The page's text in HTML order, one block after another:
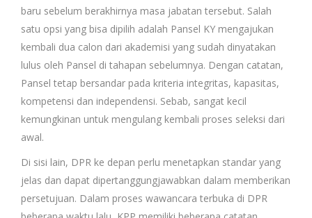
baru sebelum berakhirnya masa jabatan tersebut. Salah
satu opsi yang bisa dipilih adalah Pansel KY mengajukan
kembali dua calon dari akademisi yang sudah dinyatakan
lulus oleh Pansel di tahapan sebelumnya. Dengan catatan,
Pansel tetap bersandar pada kriteria integritas, kapasitas,
kompetensi dan independensi. Sebab, sangat kecil
kemungkinan untuk mengulang kembali proses seleksi dari
awal.
Di sisi lain, DPR ke depan perlu menetapkan standar yang
jelas dan dapat dipertanggungjawabkan dalam memberikan
persetujuan. Dalam proses wawancara terbuka di DPR